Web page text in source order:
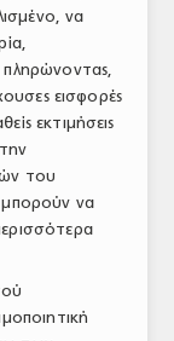
να
εισφορές
εκτιμήσεις
του
μπορούν να